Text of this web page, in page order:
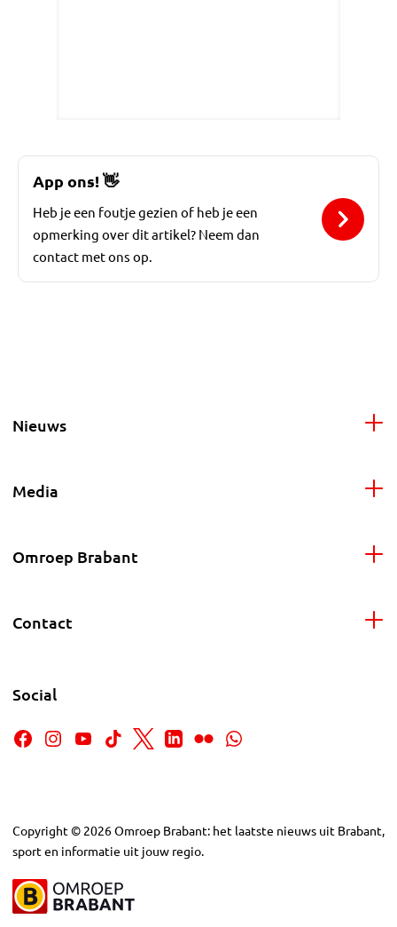
App ons!👋
Heb je een foutje gezien of heb je een
opmerking over dit artikel? Neem dan
contact met ons op.
Nieuws
Media
Omroep Brabant
Contact
Social
Copyright © 2026Omroep Brabant: het laatste nieuws uit Brabant,
sport en informatie uit jouw regio.